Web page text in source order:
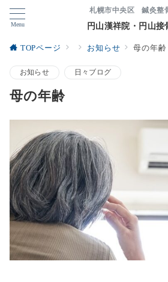
Menu
札幌市中央区 鍼灸整
円山漢祥院・円山接
TOPページ お知らせ 母の年齢
お知らせ 日々ブログ
母の年齢